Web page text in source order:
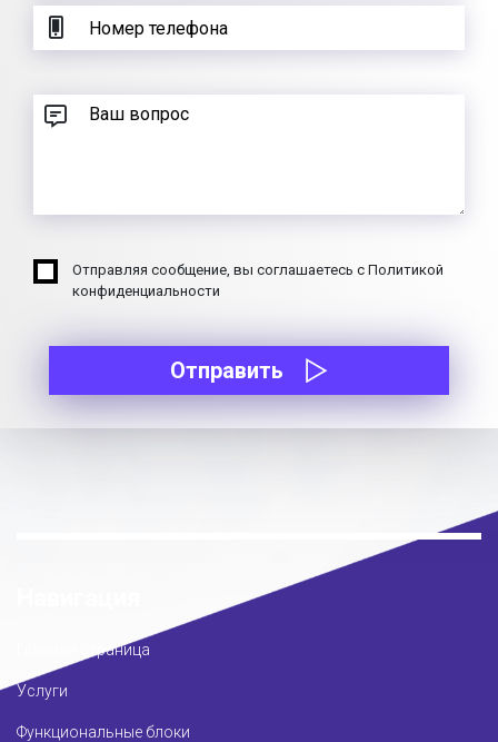
Отправляя сообщение, вы соглашаетесь с Политикой
конфиденциальности
Отправить
Главная страница
Услуги
Функциональные блоки